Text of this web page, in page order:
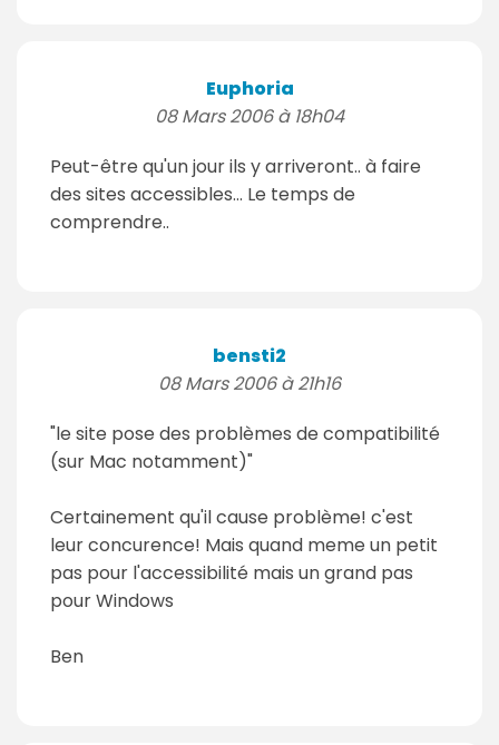
Euphoria
08 Mars 2006 à 18h04
Peut-être qu'un jour ils y arriveront.. à faire
des sites accessibles... Le temps de
comprendre..
bensti2
08 Mars 2006 à 21h16
"le site pose des problèmes de compatibilité
(sur Mac notamment)"
Certainement qu'il cause problème! c'est
leur concurence! Mais quand meme un petit
pas pour l'accessibilité mais un grand pas
pour Windows
Ben